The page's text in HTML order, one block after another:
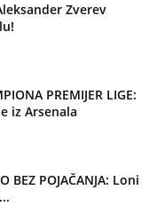
Zverev
PREMIJER LIGE:
iz Arsenala
BEZ POJAČANJA: Loni